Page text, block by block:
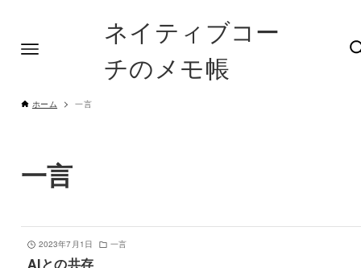
ネイティブコー
チのメモ帳
ホーム 一言
一言
2023年7月1日 一言
AIとの共存